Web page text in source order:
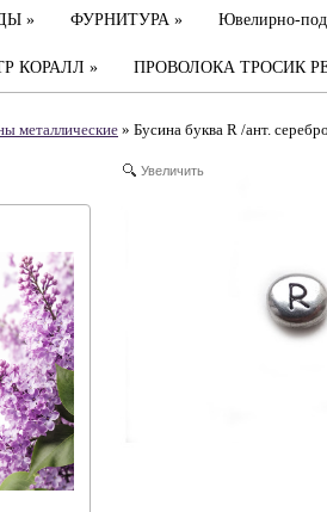
» ФУРНИТУРА » Ювелирно-
КОРАЛЛ » ПРОВОЛОКА ТРОСИК
металлические » Бусина буква R /ант.
Увеличить